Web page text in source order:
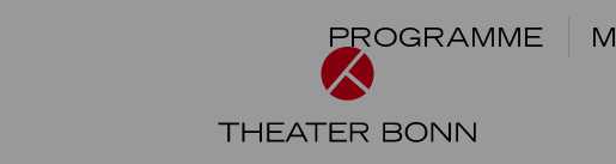
PROGRAMME